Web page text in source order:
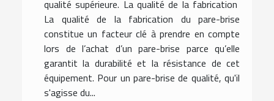
qualité supérieure. La qualité de la fabrication
La qualité de la fabrication du pare-brise
constitue un facteur clé à prendre en compte
lors de l’achat d’un pare-brise parce qu’elle
garantit la durabilité et la résistance de cet
équipement. Pour un pare-brise de qualité, qu'il
s'agisse du...